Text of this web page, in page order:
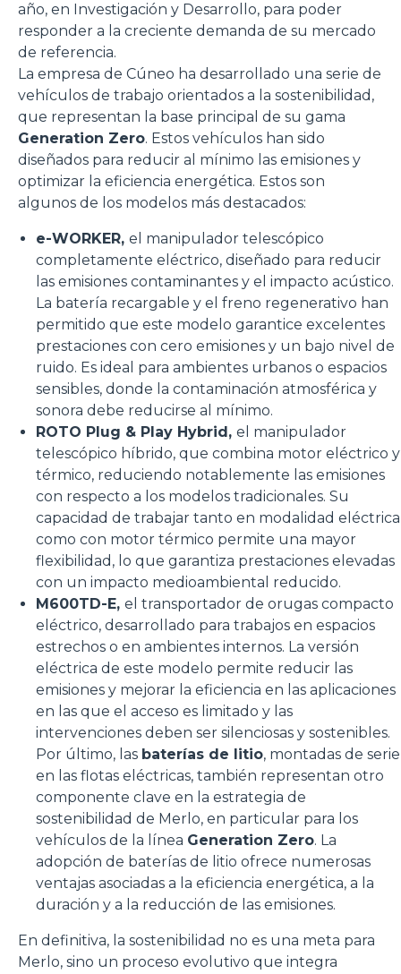
año, en Investigación y Desarrollo, para poder
responder a la creciente demanda de su mercado
de referencia.
La empresa de Cúneo ha desarrollado una serie de
vehículos de trabajo orientados a la sostenibilidad,
que representan la base principal de su gama
Generation Zero. Estos vehículos han sido
diseñados para reducir al mínimo las emisiones y
optimizar la eficiencia energética. Estos son
algunos de los modelos más destacados:
e-WORKER, el manipulador telescópico
completamente eléctrico, diseñado para reducir
las emisiones contaminantes y el impacto acústico.
La batería recargable y el freno regenerativo han
permitido que este modelo garantice excelentes
prestaciones con cero emisiones y un bajo nivel de
ruido. Es ideal para ambientes urbanos o espacios
sensibles, donde la contaminación atmosférica y
sonora debe reducirse al mínimo.
ROTO Plug & Play Hybrid, el manipulador
telescópico híbrido, que combina motor eléctrico y
térmico, reduciendo notablemente las emisiones
con respecto a los modelos tradicionales. Su
capacidad de trabajar tanto en modalidad eléctrica
como con motor térmico permite una mayor
flexibilidad, lo que garantiza prestaciones elevadas
con un impacto medioambiental reducido.
M600TD-E, el transportador de orugas compacto
eléctrico, desarrollado para trabajos en espacios
estrechos o en ambientes internos. La versión
eléctrica de este modelo permite reducir las
emisiones y mejorar la eficiencia en las aplicaciones
en las que el acceso es limitado y las
intervenciones deben ser silenciosas y sostenibles.
Por último, las baterías de litio, montadas de serie
en las flotas eléctricas, también representan otro
componente clave en la estrategia de
sostenibilidad de Merlo, en particular para los
vehículos de la línea Generation Zero. La
adopción de baterías de litio ofrece numerosas
ventajas asociadas a la eficiencia energética, a la
duración y a la reducción de las emisiones.
En definitiva, la sostenibilidad no es una meta para
Merlo, sino un proceso evolutivo que integra